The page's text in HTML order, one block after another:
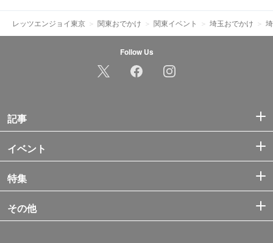
レッツエンジョイ東京 関東おでかけ 関東イベント 埼玉おでかけ
Follow Us
記事
イベント
特集
その他